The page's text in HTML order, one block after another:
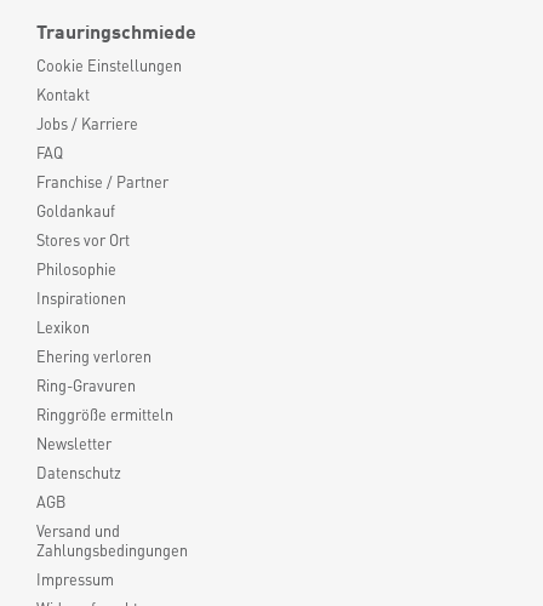
Trauringschmiede
Cookie Einstellungen
Kontakt
Jobs / Karriere
FAQ
Franchise / Partner
Goldankauf
Stores vor Ort
Philosophie
Inspirationen
Lexikon
Ehering verloren
Ring-Gravuren
Ringgröße ermitteln
Newsletter
Datenschutz
AGB
Versand und
Zahlungsbedingungen
Impressum